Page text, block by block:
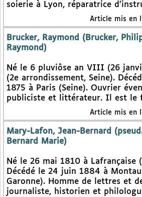
soierie à Lyon, réparatrice
Article mis en
Brucker, Raymond (Brucker,
Raymond)
Né le 6 pluviôse an VIII (26
(2e arrondissement, Seine).
1875 à Paris (Seine). Ouvrier
publiciste et littérateur. Il est le
Article mis en
Mary-Lafon, Jean-Bernard
Bernard Marie)
Né le 26 mai 1810 à Lafrançaise
Décédé le 24 juin 1884 à
Garonne). Homme de lettres et
journaliste, historien et